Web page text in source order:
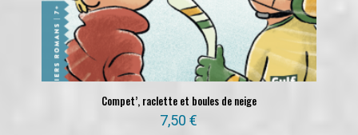
Compet’, raclette et boules de neige
7,50€